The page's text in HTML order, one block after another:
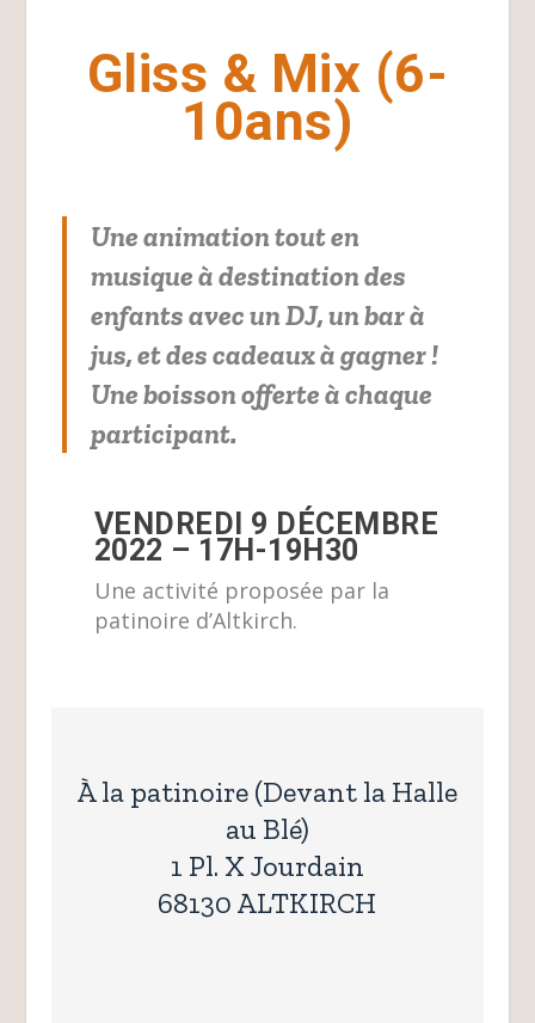
Gliss & Mix (6-
10ans)
Une animation tout en
musique à destination des
enfants avec un DJ, un bar à
jus, et des cadeaux à gagner !
Une boisson offerte à chaque
participant.
VENDREDI 9 DÉCEMBRE
2022 – 17H-19H30
Une activité proposée par la
patinoire d’Altkirch.
À la patinoire (Devant la Halle
au Blé)
1 Pl. X Jourdain
68130 ALTKIRCH